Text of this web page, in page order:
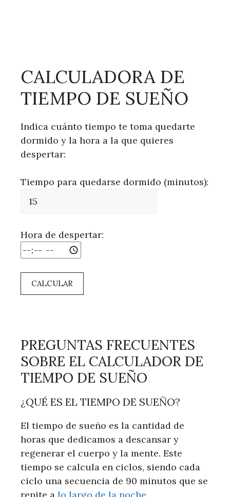
CALCULADORA DE
TIEMPO DE SUEÑO
Indica cuánto tiempo te toma quedarte
dormido y la hora a la que quieres
despertar:
Tiempo para quedarse dormido (minutos):
Hora de despertar:
CALCULAR
PREGUNTAS FRECUENTES
SOBRE EL CALCULADOR DE
TIEMPO DE SUEÑO
¿QUÉ ES EL TIEMPO DE SUEÑO?
El tiempo de sueño es la cantidad de
horas que dedicamos a descansar y
regenerar el cuerpo y la mente. Este
tiempo se calcula en ciclos, siendo cada
ciclo una secuencia de 90 minutos que se
repite a lo largo de la noche